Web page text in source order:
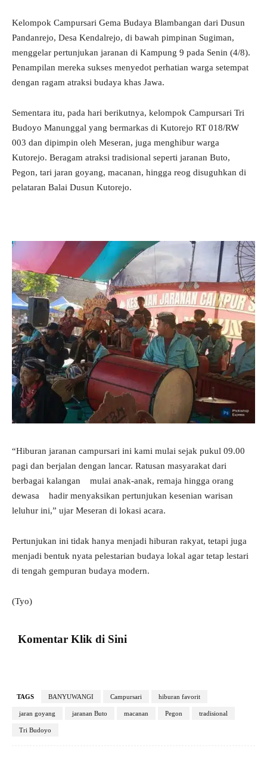
Kelompok Campursari Gema Budaya Blambangan dari Dusun
Pandanrejo, Desa Kendalrejo, di bawah pimpinan Sugiman,
menggelar pertunjukan jaranan di Kampung 9 pada Senin (4/8).
Penampilan mereka sukses menyedot perhatian warga setempat
dengan ragam atraksi budaya khas Jawa.
Sementara itu, pada hari berikutnya, kelompok Campursari Tri
Budoyo Manunggal yang bermarkas di Kutorejo RT 018/RW
003 dan dipimpin oleh Meseran, juga menghibur warga
Kutorejo. Beragam atraksi tradisional seperti jaranan Buto,
Pegon, tari jaran goyang, macanan, hingga reog disuguhkan di
pelataran Balai Dusun Kutorejo.
“Hiburan jaranan campursari ini kami mulai sejak pukul 09.00
pagi dan berjalan dengan lancar. Ratusan masyarakat dari
berbagai kalangan mulai anak-anak, remaja hingga orang
dewasa hadir menyaksikan pertunjukan kesenian warisan
leluhur ini,” ujar Meseran di lokasi acara.
Pertunjukan ini tidak hanya menjadi hiburan rakyat, tetapi juga
menjadi bentuk nyata pelestarian budaya lokal agar tetap lestari
di tengah gempuran budaya modern.
(Tyo)
Komentar Klik di Sini
TAGS BANYUWANGI Campursari hiburan favorit
jaran goyang jaranan Buto macanan Pegon tradisional
Tri Budoyo